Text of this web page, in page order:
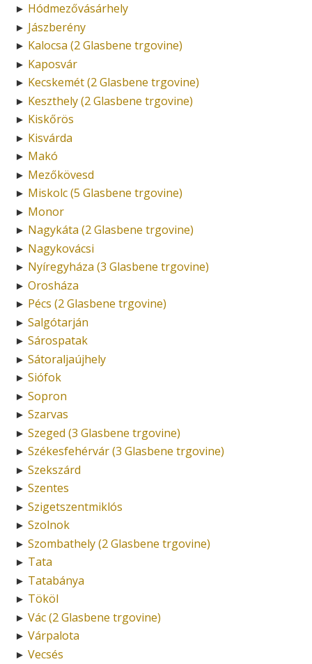
► Hódmezővásárhely
► Jászberény
► Kalocsa (2 Glasbene trgovine)
► Kaposvár
► Kecskemét (2 Glasbene trgovine)
► Keszthely (2 Glasbene trgovine)
► Kiskőrös
► Kisvárda
► Makó
► Mezőkövesd
► Miskolc (5 Glasbene trgovine)
► Monor
► Nagykáta (2 Glasbene trgovine)
► Nagykovácsi
► Nyíregyháza (3 Glasbene trgovine)
► Orosháza
► Pécs (2 Glasbene trgovine)
► Salgótarján
► Sárospatak
► Sátoraljaújhely
► Siófok
► Sopron
► Szarvas
► Szeged (3 Glasbene trgovine)
► Székesfehérvár (3 Glasbene trgovine)
► Szekszárd
► Szentes
► Szigetszentmiklós
► Szolnok
► Szombathely (2 Glasbene trgovine)
► Tata
► Tatabánya
► Tököl
► Vác (2 Glasbene trgovine)
► Várpalota
► Vecsés